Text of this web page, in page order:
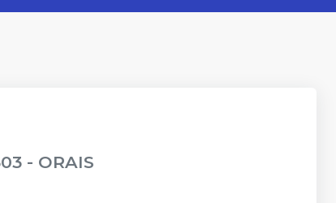
- ORAIS